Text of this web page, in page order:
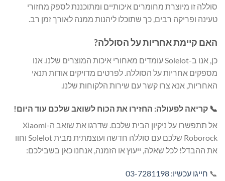
סוללה זו מיוצרת מחומרים איכותיים ומתוכננת לספק מחזורי
טעינה ופריקה רבים, כך שתוכלו ליהנות ממנה לאורך זמן רב.
האם קיימת אחריות על הסוללה?
כן, אנו ב-Solelot עומדים מאחורי איכות המוצרים שלנו. אנו
מספקים אחריות על הסוללה. לפרטים מדויקים אודות תנאי
האחריות, אנא צרו קשר עם שירות הלקוחות שלנו.
📞 קריאה לפעולה: החזירו את הכוח לשואב שלכם עוד היום!
אל תתפשרו על ניקיון הבית שלכם. שדרגו את שואב ה-Xiaomi
Roborock שלכם עם סוללה חדשה ועוצמתית מבית Solelot וחוו
את ההבדל! לכל שאלה, ייעוץ או הזמנה, אנחנו כאן בשבילכם:
📞 חייגו עכשיו: 03-7281198